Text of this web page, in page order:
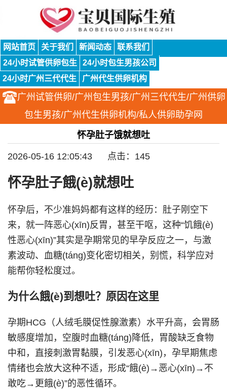
网站首页 关于我们 新闻动态
联系我们
24小时试管供卵包生
24小时包生男孩公司
24小时广州三代代生
广州代生供卵机构
广州试管供卵/广州包生男孩/广州三代代生/广州供卵
包生男孩/广州代生供卵机构/私人供卵助孕网
怀孕肚子饿就想吐
2026-05-16 12:05:43 点击：145
怀孕肚子餓(è)就想吐
怀孕后，不少准妈妈都有这样的经历：肚子刚空下
来，就一阵恶心(xīn)反胃，甚至干呕，这种“饥餓(è)
性恶心(xīn)”其实是孕期常见的早孕反应之一，与激
素波动、血糖(táng)变化密切相关，别慌，科学应对
能帮你轻松度过。
为什么餓(è)到想吐？原因在这里
孕期HCG（人绒毛膜促性腺激素）水平升高，会胃肠
敏感度增加，空腹时血糖(táng)降低，胃酸缺乏食物
中和，直接刺激胃黏膜，引发恶心(xīn)，孕早期焦虑
情绪也会放大这种不适，形成“餓(è)→恶心(xīn)→不
敢吃→更餓(è)”的恶性循环。